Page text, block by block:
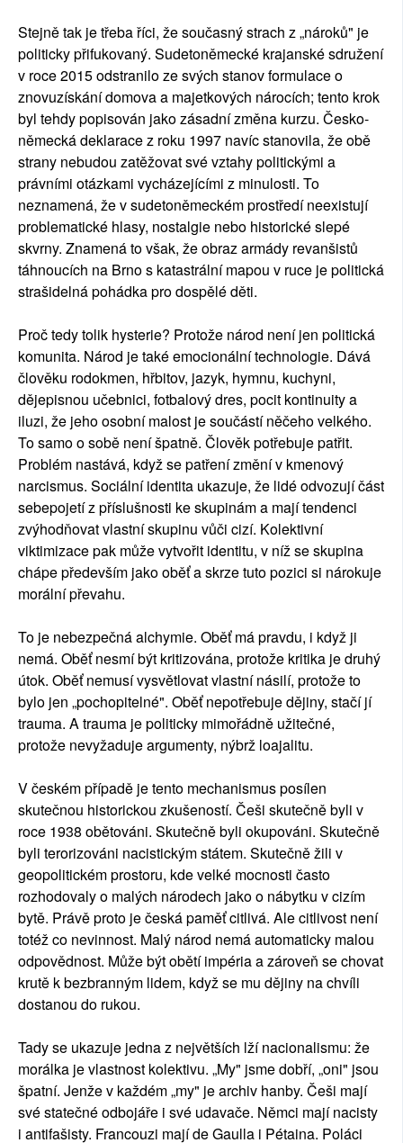
Stejně tak je třeba říci, že současný strach z „nároků" je
politicky přifukovaný. Sudetoněmecké krajanské sdružení
v roce 2015 odstranilo ze svých stanov formulace o
znovuzískání domova a majetkových nárocích; tento krok
byl tehdy popisován jako zásadní změna kurzu. Česko-
německá deklarace z roku 1997 navíc stanovila, že obě
strany nebudou zatěžovat své vztahy politickými a
právními otázkami vycházejícími z minulosti. To
neznamená, že v sudetoněmeckém prostředí neexistují
problematické hlasy, nostalgie nebo historické slepé
skvrny. Znamená to však, že obraz armády revanšistů
táhnoucích na Brno s katastrální mapou v ruce je politická
strašidelná pohádka pro dospělé děti.
Proč tedy tolik hysterie? Protože národ není jen politická
komunita. Národ je také emocionální technologie. Dává
člověku rodokmen, hřbitov, jazyk, hymnu, kuchyni,
dějepisnou učebnici, fotbalový dres, pocit kontinuity a
iluzi, že jeho osobní malost je součástí něčeho velkého.
To samo o sobě není špatně. Člověk potřebuje patřit.
Problém nastává, když se patření změní v kmenový
narcismus. Sociální identita ukazuje, že lidé odvozují část
sebepojetí z příslušnosti ke skupinám a mají tendenci
zvýhodňovat vlastní skupinu vůči cizí. Kolektivní
viktimizace pak může vytvořit identitu, v níž se skupina
chápe především jako oběť a skrze tuto pozici si nárokuje
morální převahu.
To je nebezpečná alchymie. Oběť má pravdu, i když ji
nemá. Oběť nesmí být kritizována, protože kritika je druhý
útok. Oběť nemusí vysvětlovat vlastní násilí, protože to
bylo jen „pochopitelné". Oběť nepotřebuje dějiny, stačí jí
trauma. A trauma je politicky mimořádně užitečné,
protože nevyžaduje argumenty, nýbrž loajalitu.
V českém případě je tento mechanismus posílen
skutečnou historickou zkušeností. Češi skutečně byli v
roce 1938 obětováni. Skutečně byli okupováni. Skutečně
byli terorizováni nacistickým státem. Skutečně žili v
geopolitickém prostoru, kde velké mocnosti často
rozhodovaly o malých národech jako o nábytku v cizím
bytě. Právě proto je česká paměť citlivá. Ale citlivost není
totéž co nevinnost. Malý národ nemá automaticky malou
odpovědnost. Může být obětí impéria a zároveň se chovat
krutě k bezbranným lidem, když se mu dějiny na chvíli
dostanou do rukou.
Tady se ukazuje jedna z největších lží nacionalismu: že
morálka je vlastnost kolektivu. „My" jsme dobří, „oni" jsou
špatní. Jenže v každém „my" je archiv hanby. Češi mají
své statečné odbojáře i své udavače. Němci mají nacisty
i antifašisty. Francouzi mají de Gaulla i Pétaina. Poláci